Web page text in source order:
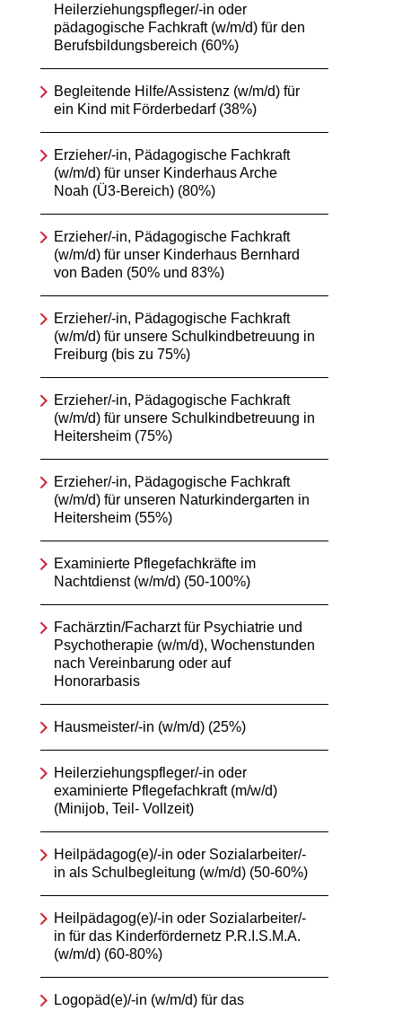
Heilerziehungspfleger/-in oder
pädagogische Fachkraft (w/m/d) für den
Berufsbildungsbereich (60%)
Begleitende Hilfe/Assistenz (w/m/d) für
ein Kind mit Förderbedarf (38%)
Erzieher/-in, Pädagogische Fachkraft
(w/m/d) für unser Kinderhaus Arche
Noah (Ü3-Bereich) (80%)
Erzieher/-in, Pädagogische Fachkraft
(w/m/d) für unser Kinderhaus Bernhard
von Baden (50% und 83%)
Erzieher/-in, Pädagogische Fachkraft
(w/m/d) für unsere Schulkindbetreuung in
Freiburg (bis zu 75%)
Erzieher/-in, Pädagogische Fachkraft
(w/m/d) für unsere Schulkindbetreuung in
Heitersheim (75%)
Erzieher/-in, Pädagogische Fachkraft
(w/m/d) für unseren Naturkindergarten in
Heitersheim (55%)
Examinierte Pflegefachkräfte im
Nachtdienst (w/m/d) (50-100%)
Fachärztin/Facharzt für Psychiatrie und
Psychotherapie (w/m/d), Wochenstunden
nach Vereinbarung oder auf
Honorarbasis
Hausmeister/-in (w/m/d) (25%)
Heilerziehungspfleger/-in oder
examinierte Pflegefachkraft (m/w/d)
(Minijob, Teil- Vollzeit)
Heilpädagog(e)/-in oder Sozialarbeiter/-
in als Schulbegleitung (w/m/d) (50-60%)
Heilpädagog(e)/-in oder Sozialarbeiter/-
in für das Kinderfördernetz P.R.I.S.M.A.
(w/m/d) (60-80%)
Logopäd(e)/-in (w/m/d) für das